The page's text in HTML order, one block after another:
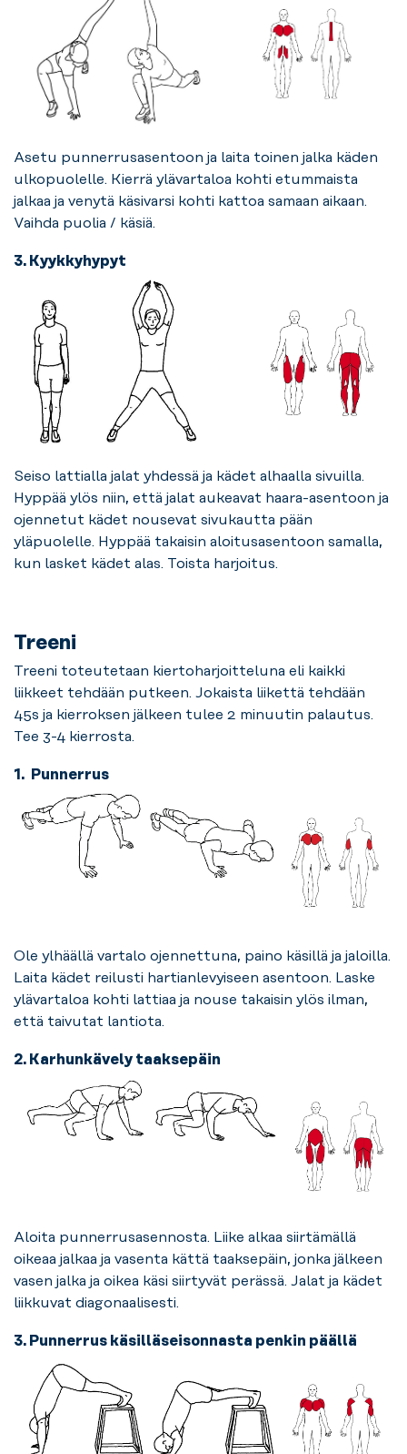
Asetu punnerrusasentoon ja laita toinen jalka käden
ulkopuolelle. Kierrä ylävartaloa kohti etummaista
jalkaa ja venytä käsivarsi kohti kattoa samaan aikaan.
Vaihda puolia / käsiä.
3. Kyykkyhypyt
Seiso lattialla jalat yhdessä ja kädet alhaalla sivuilla.
Hyppää ylös niin, että jalat aukeavat haara-asentoon ja
ojennetut kädet nousevat sivukautta pään
yläpuolelle. Hyppää takaisin aloitusasentoon samalla,
kun lasket kädet alas. Toista harjoitus.
Treeni
Treeni toteutetaan kiertoharjoitteluna eli kaikki
liikkeet tehdään putkeen. Jokaista liikettä tehdään
45s ja kierroksen jälkeen tulee 2 minuutin palautus.
Tee 3-4 kierrosta.
1. Punnerrus
Ole ylhäällä vartalo ojennettuna, paino käsillä ja jaloilla.
Laita kädet reilusti hartianlevyiseen asentoon. Laske
ylävartaloa kohti lattiaa ja nouse takaisin ylös ilman,
että taivutat lantiota.
2. Karhunkävely taaksepäin
Aloita punnerrusasennosta. Liike alkaa siirtämällä
oikeaa jalkaa ja vasenta kättä taaksepäin, jonka jälkeen
vasen jalka ja oikea käsi siirtyvät perässä. Jalat ja kädet
liikkuvat diagonaalisesti.
3. Punnerrus käsilläseisonnasta penkin päällä